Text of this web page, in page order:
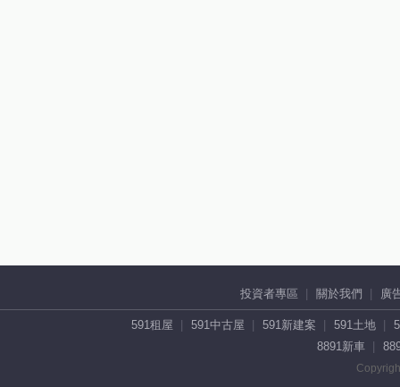
投資者專區 關於我們 廣
591租屋 591中古屋 591新建案 591土地
8891新車